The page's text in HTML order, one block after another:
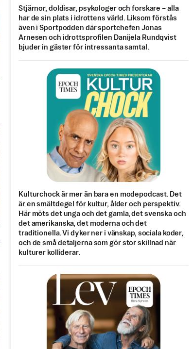
Stjärnor, doldisar, psykologer och forskare – alla
har de sin plats i idrottens värld. Liksom förstås
även i Sportpodden där sportchefen Jonas
Arnesen och idrottsprofilen Danijela Rundqvist
bjuder in gäster för intressanta samtal.
Kulturchock är mer än bara en modepodcast. Det
är en smältdegel för kultur, ålder och perspektiv.
Här möts det unga och det gamla, det svenska och
det amerikanska, det moderna och det
traditionella. Vi dyker ner i vänskap, sociala koder,
och de små detaljerna som gör stor skillnad när
kulturer kolliderar.